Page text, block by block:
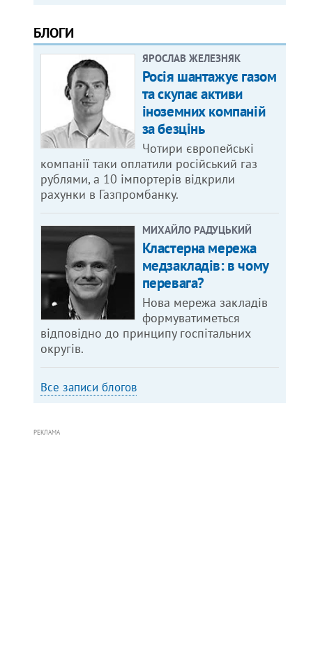
БЛОГИ
ЯРОСЛАВ ЖЕЛЕЗНЯК
Росія шантажує газом
та скупає активи
іноземних компаній
за безцінь
Чотири європейські
компанії таки оплатили російський газ
рублями, а 10 імпортерів відкрили
рахунки в Газпромбанку.
МИХАЙЛО РАДУЦЬКИЙ
Кластерна мережа
медзакладів: в чому
перевага?
Нова мережа закладів
формуватиметься
відповідно до принципу госпітальних
округів.
Все записи блогов
РЕКЛАМА